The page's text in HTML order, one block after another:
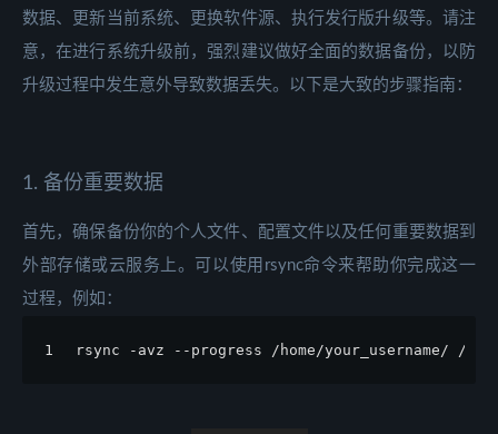
数据、更新当前系统、更换软件源、执行发行版升级等。请注
意，在进行系统升级前，强烈建议做好全面的数据备份，以防
升级过程中发生意外导致数据丢失。以下是大致的步骤指南：
1. 备份重要数据
首先，确保备份你的个人文件、配置文件以及任何重要数据到
外部存储或云服务上。可以使用rsync命令来帮助你完成这一
过程，例如：
1 rsync -avz --progress /home/your_username/ /